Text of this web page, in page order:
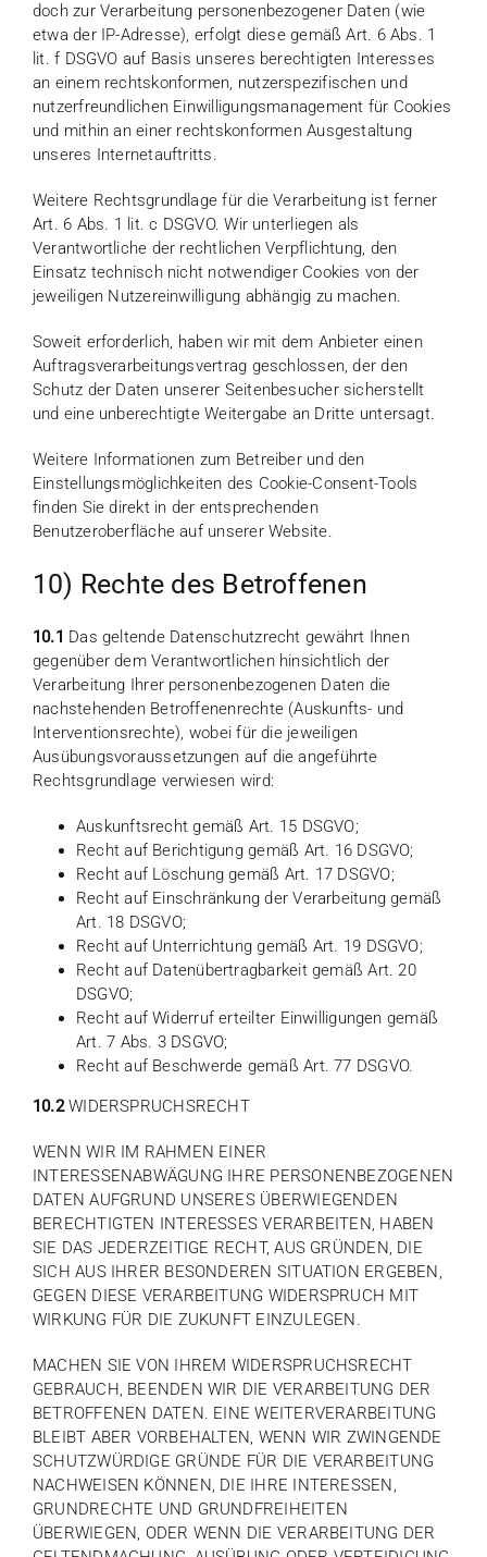
doch zur Verarbeitung personenbezogener Daten (wie
etwa der IP-Adresse), erfolgt diese gemäß Art. 6 Abs. 1
lit. f DSGVO auf Basis unseres berechtigten Interesses
an einem rechtskonformen, nutzerspezifischen und
nutzerfreundlichen Einwilligungsmanagement für Cookies
und mithin an einer rechtskonformen Ausgestaltung
unseres Internetauftritts.
Weitere Rechtsgrundlage für die Verarbeitung ist ferner
Art. 6 Abs. 1 lit. c DSGVO. Wir unterliegen als
Verantwortliche der rechtlichen Verpflichtung, den
Einsatz technisch nicht notwendiger Cookies von der
jeweiligen Nutzereinwilligung abhängig zu machen.
Soweit erforderlich, haben wir mit dem Anbieter einen
Auftragsverarbeitungsvertrag geschlossen, der den
Schutz der Daten unserer Seitenbesucher sicherstellt
und eine unberechtigte Weitergabe an Dritte untersagt.
Weitere Informationen zum Betreiber und den
Einstellungsmöglichkeiten des Cookie-Consent-Tools
finden Sie direkt in der entsprechenden
Benutzeroberfläche auf unserer Website.
10) Rechte des Betroffenen
10.1 Das geltende Datenschutzrecht gewährt Ihnen
gegenüber dem Verantwortlichen hinsichtlich der
Verarbeitung Ihrer personenbezogenen Daten die
nachstehenden Betroffenenrechte (Auskunfts- und
Interventionsrechte), wobei für die jeweiligen
Ausübungsvoraussetzungen auf die angeführte
Rechtsgrundlage verwiesen wird:
Auskunftsrecht gemäß Art. 15 DSGVO;
Recht auf Berichtigung gemäß Art. 16 DSGVO;
Recht auf Löschung gemäß Art. 17 DSGVO;
Recht auf Einschränkung der Verarbeitung gemäß
Art. 18 DSGVO;
Recht auf Unterrichtung gemäß Art. 19 DSGVO;
Recht auf Datenübertragbarkeit gemäß Art. 20
DSGVO;
Recht auf Widerruf erteilter Einwilligungen gemäß
Art. 7 Abs. 3 DSGVO;
Recht auf Beschwerde gemäß Art. 77 DSGVO.
10.2WIDERSPRUCHSRECHT
WENN WIR IM RAHMEN EINER
INTERESSENABWÄGUNG IHRE PERSONENBEZOGENEN
DATEN AUFGRUND UNSERES ÜBERWIEGENDEN
BERECHTIGTEN INTERESSES VERARBEITEN, HABEN
SIE DAS JEDERZEITIGE RECHT, AUS GRÜNDEN, DIE
SICH AUS IHRER BESONDEREN SITUATION ERGEBEN,
GEGEN DIESE VERARBEITUNG WIDERSPRUCH MIT
WIRKUNG FÜR DIE ZUKUNFT EINZULEGEN.
MACHEN SIE VON IHREM WIDERSPRUCHSRECHT
GEBRAUCH, BEENDEN WIR DIE VERARBEITUNG DER
BETROFFENEN DATEN. EINE WEITERVERARBEITUNG
BLEIBT ABER VORBEHALTEN, WENN WIR ZWINGENDE
SCHUTZWÜRDIGE GRÜNDE FÜR DIE VERARBEITUNG
NACHWEISEN KÖNNEN, DIE IHRE INTERESSEN,
GRUNDRECHTE UND GRUNDFREIHEITEN
ÜBERWIEGEN, ODER WENN DIE VERARBEITUNG DER